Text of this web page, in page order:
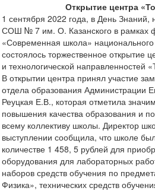
Открытие центра
1 сентября 2022 года, в День
СОШ № 7 им. О. Казанского в рамках
«Современная школа»
состоялось торжественное открытие
и технологической направленностей
В открытии центра принял участие
отдела образования Администрации
Реуцкая Е.В., которая отметила
повышения качества образования и
всему коллективу школы. Директор
выступлении сообщила, что школе
количестве 1 458, 5 рублей для
оборудования для лабораторных
наборов средств обучения по
Физика», технических средств